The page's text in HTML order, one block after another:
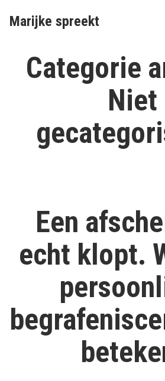
Marijke spreekt
Categorie
Niet
Een
echt klopt.